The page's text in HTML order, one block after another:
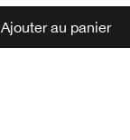
Ajouter au panier